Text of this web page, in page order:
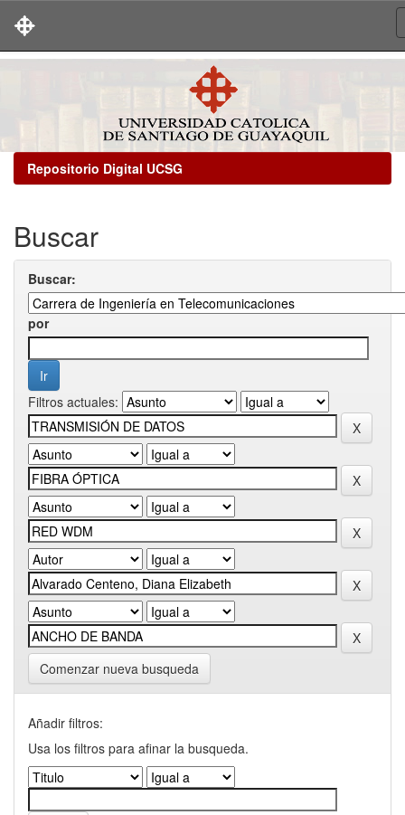
Repositorio Digital UCSG
Buscar
Buscar:
por
Filtros actuales:
Comenzar nueva busqueda
Añadir filtros:
Usa los filtros para afinar la busqueda.